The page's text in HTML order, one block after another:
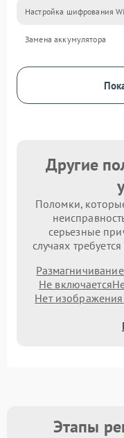
Настройка шифрования
Замена аккумулятора
Другие
Поломки,
серьезные
случаях
Не включается
Нет изображения
Этапы